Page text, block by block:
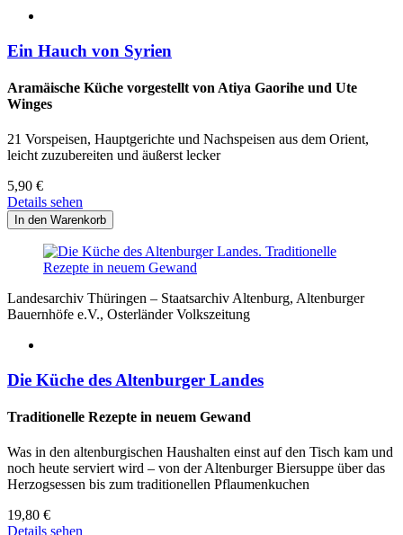
Ein Hauch von Syrien
Aramäische Küche vorgestellt von Atiya Gaorihe und Ute
Winges
21 Vorspeisen, Hauptgerichte und Nachspeisen aus dem Orient,
leicht zuzubereiten und äußerst lecker
5,90 €
Details sehen
Landesarchiv Thüringen – Staatsarchiv Altenburg, Altenburger
Bauernhöfe e.V., Osterländer Volkszeitung
Die Küche des Altenburger Landes
Traditionelle Rezepte in neuem Gewand
Was in den altenburgischen Haushalten einst auf den Tisch kam und
noch heute serviert wird – von der Altenburger Biersuppe über das
Herzogsessen bis zum traditionellen Pflaumenkuchen
19,80 €
Details sehen